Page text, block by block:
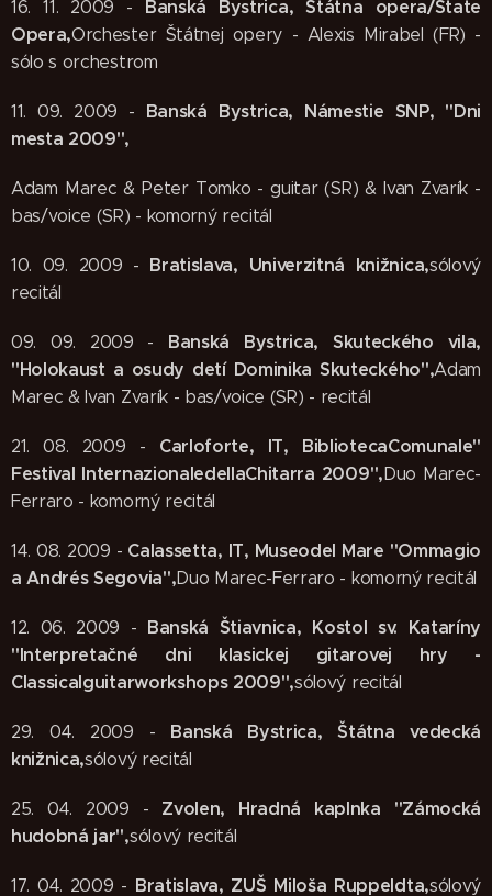
16. 11. 2009 - Banská Bystrica, Štátna opera/State
Opera,Orchester Štátnej opery - Alexis Mirabel (FR) -
sólo s orchestrom
11. 09. 2009 - Banská Bystrica, Námestie SNP, "Dni
mesta 2009",
Adam Marec & Peter Tomko - guitar (SR) & Ivan Zvarík -
bas/voice (SR) - komorný recitál
10. 09. 2009 - Bratislava, Univerzitná knižnica,sólový
recitál
09. 09. 2009 - Banská Bystrica, Skuteckého vila,
"Holokaust a osudy detí Dominika Skuteckého",Adam
Marec & Ivan Zvarík - bas/voice (SR) - recitál
21. 08. 2009 - Carloforte, IT, BibliotecaComunale"
Festival InternazionaledellaChitarra 2009",Duo Marec-
Ferraro - komorný recitál
14. 08. 2009 - Calassetta, IT, Museodel Mare "Ommagio
a Andrés Segovia",Duo Marec-Ferraro - komorný recitál
12. 06. 2009 - Banská Štiavnica, Kostol sv. Kataríny
"Interpretačné dni klasickej gitarovej hry -
Classicalguitarworkshops 2009",sólový recitál
29. 04. 2009 - Banská Bystrica, Štátna vedecká
knižnica,sólový recitál
25. 04. 2009 - Zvolen, Hradná kaplnka "Zámocká
hudobná jar",sólový recitál
17. 04. 2009 - Bratislava, ZUŠ Miloša Ruppeldta,sólový